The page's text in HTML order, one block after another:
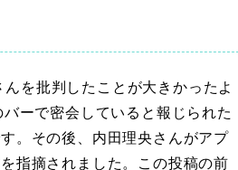
を批判したことが大きかったよ
ーで密会していると報じられた
。その後、内田理央さんがアプ
指摘されました。この投稿の前